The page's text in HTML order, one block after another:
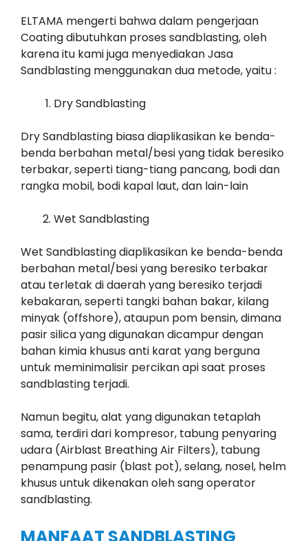
ELTAMA mengerti bahwa dalam pengerjaan
Coating dibutuhkan proses sandblasting, oleh
karena itu kami juga menyediakan Jasa
Sandblasting menggunakan dua metode, yaitu :
Dry Sandblasting
Dry Sandblasting biasa diaplikasikan ke benda-
benda berbahan metal/besi yang tidak beresiko
terbakar, seperti tiang-tiang pancang, bodi dan
rangka mobil, bodi kapal laut, dan lain-lain
Wet Sandblasting
Wet Sandblasting diaplikasikan ke benda-benda
berbahan metal/besi yang beresiko terbakar
atau terletak di daerah yang beresiko terjadi
kebakaran, seperti tangki bahan bakar, kilang
minyak (offshore), ataupun pom bensin, dimana
pasir silica yang digunakan dicampur dengan
bahan kimia khusus anti karat yang berguna
untuk meminimalisir percikan api saat proses
sandblasting terjadi.
Namun begitu, alat yang digunakan tetaplah
sama, terdiri dari kompresor, tabung penyaring
udara (Airblast Breathing Air Filters), tabung
penampung pasir (blast pot), selang, nosel, helm
khusus untuk dikenakan oleh sang operator
sandblasting.
MANFAAT SANDBLASTING